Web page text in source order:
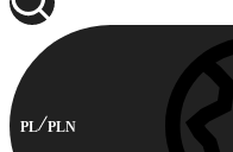
PL PLN